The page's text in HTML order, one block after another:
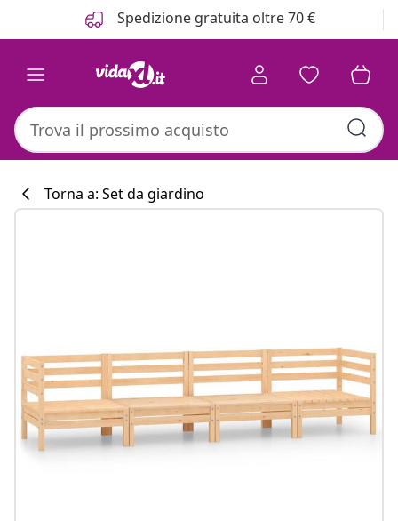
Spedizione gratuita oltre 70 €
Torna a: Set da giardino